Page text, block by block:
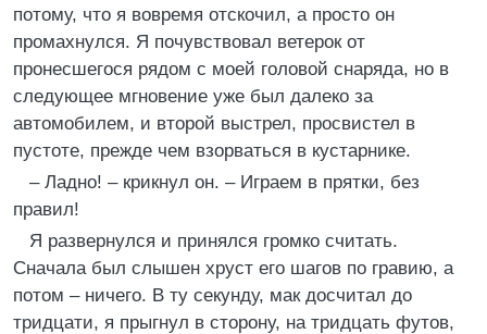
потому, что я вовремя отскочил, а просто он
промахнулся. Я почувствовал ветерок от
пронесшегося рядом с моей головой снаряда, но в
следующее мгновение уже был далеко за
автомобилем, и второй выстрел, просвистел в
пустоте, прежде чем взорваться в кустарнике.
– Ладно! – крикнул он. – Играем в прятки, без
правил!
Я развернулся и принялся громко считать.
Сначала был слышен хруст его шагов по гравию, а
потом – ничего. В ту секунду, мак досчитал до
тридцати, я прыгнул в сторону, на тридцать футов,